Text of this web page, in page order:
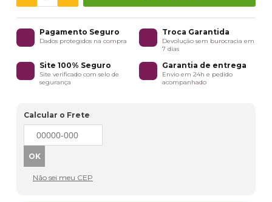
Pagamento Seguro
Dados protegidos na compra
Troca Garantida
Devolução sem burocracia em
7 dias
Site 100% Seguro
Site verificado com selo de
segurança
Garantia de entrega
Envio em 24h e pedido
acompanhado
Calcular o Frete
Não sei meu CEP